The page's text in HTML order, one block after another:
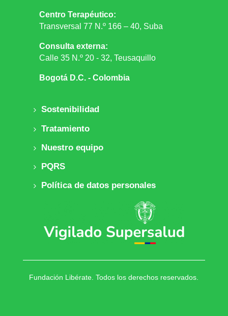
Centro Terapéutico:
Transversal 77 N.º 166 – 40, Suba
Consulta externa:
Calle 35 N.º 20 - 32, Teusaquillo
Bogotá D.C. - Colombia
Sostenibilidad
Tratamiento
Nuestro equipo
PQRS
Política de datos personales
Fundación Libérate. Todos los derechos reservados.